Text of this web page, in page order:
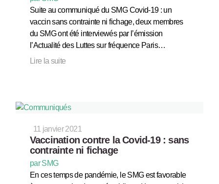
Suite au communiqué du SMG Covid-19 : un
vaccin sans contrainte ni fichage, deux membres
du SMG ont été interviewés par l’émission
l’Actualité des Luttes sur fréquence Paris…
Lire la suite
11 janvier 2021
Vaccination contre la Covid-19 : sans
contrainte ni fichage
par SMG
En ces temps de pandémie, le SMG est favorable